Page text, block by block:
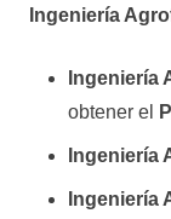
Ingeniería
Ingeniería
obtener el
Ingeniería
Ingeniería